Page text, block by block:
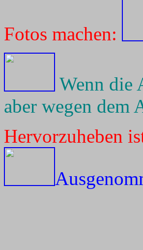
Fotos machen:
Wenn die
aber wegen dem
Hervorzuheben